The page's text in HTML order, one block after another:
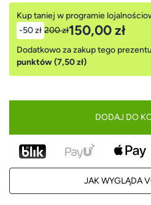
Kup taniej w programie
-50 zł 200 zł150,00 zł
Dodatkowo za zakup tego
punktów (7,50 zł)
DODAJ DO
JAK WYGLĄDA